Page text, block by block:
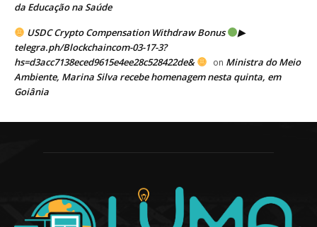
da Educação na Saúde
USDC Crypto Compensation Withdraw Bonus
▶
telegra.ph/Blockchaincom-03-17-3?
hs=d3acc7138eced9615e4ee28c528422de&
on Ministra do Meio
Ambiente, Marina Silva recebe homenagem nesta quinta, em
Goiânia